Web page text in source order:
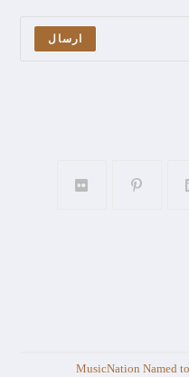
ارسال
MusicNation Named